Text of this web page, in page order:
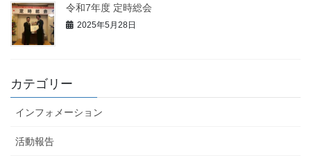
令和7年度 定時総会
2025年5月28日
カテゴリー
インフォメーション
活動報告